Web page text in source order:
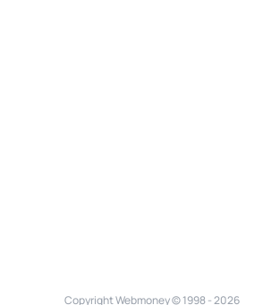
Copyright Webmoney © 1998 - 2026